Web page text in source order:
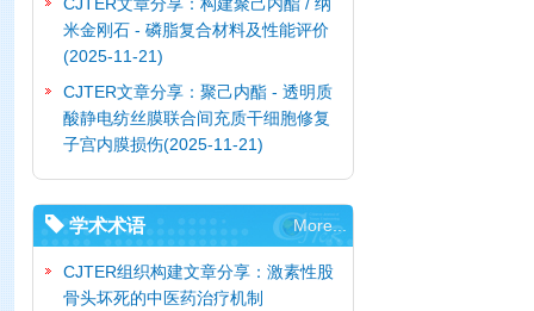
米金刚石 - 磷脂复合材料及性能评价
(2025-11-21)
CJTER文章分享：聚己内酯 - 透明质
酸静电纺丝膜联合间充质干细胞修复
子宫内膜损伤(2025-11-21)
学术术语 More...
CJTER组织构建文章分享：激素性股
骨头坏死的中医药治疗机制